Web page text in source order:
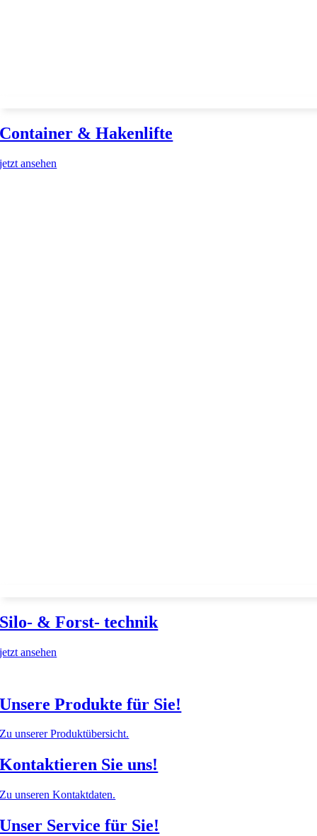
Container & Hakenlifte
jetzt ansehen
Silo- & Forst- technik
jetzt ansehen
Unsere Produkte für Sie!
Zu unserer Produktübersicht.
Kontaktieren Sie uns!
Zu unseren Kontaktdaten.
Unser Service für Sie!